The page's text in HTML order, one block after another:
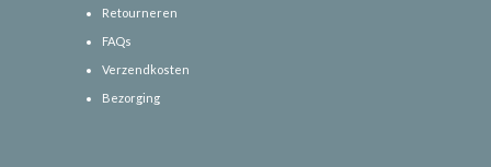
Retourneren
FAQs
Verzendkosten
Bezorging